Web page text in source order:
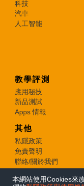
本網站使用Cookies來
科技
汽車
人工智能
教學評測
應用秘技
新品測試
Apps 情報
其他
私隱政策
免責聲明
聯絡/關於我們
© 2026 e-zone. All